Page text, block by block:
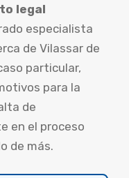
legal
especialista
de Vilassar de
particular,
para la
de
en el proceso
de más.